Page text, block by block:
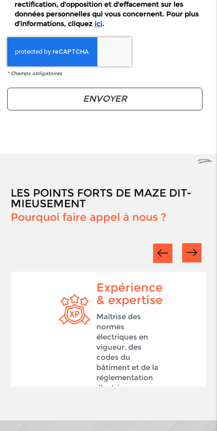
rectification, d'opposition et d'effacement sur les
données personnelles qui vous concernent. Pour plus
d’informations, cliquez ici.
* Champs obligatoires
LES POINTS FORTS DE MAZE DIT-
MIEUSEMENT
Pourquoi faire appel à nous ?
Expérience
& expertise
Maîtrise des
normes
électriques en
vigueur, des
codes du
bâtiment et de la
réglementation
électrique.